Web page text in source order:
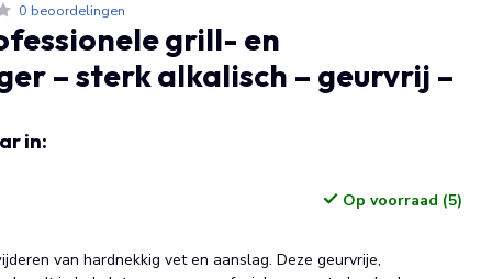
0 beoordelingen
grill- en
– sterk alkalisch – geurvrij –
in:
Op voorraad (5)
van hardnekkig vet en aanslag. Deze geurvrije,